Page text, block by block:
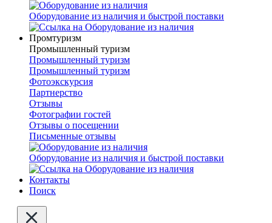
Оборудование из наличия и быстрой поставки
Промтуризм
Промышленный туризм
Промышленный туризм
Промышленный туризм
Фотоэкскурсия
Партнерство
Отзывы
Фотографии гостей
Отзывы о посещении
Письменные отзывы
Оборудование из наличия и быстрой поставки
Контакты
Поиск